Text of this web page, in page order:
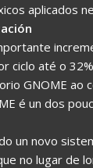
aplicados
ciclo até o
GNOME ao
é un dos
un novo
no lugar de